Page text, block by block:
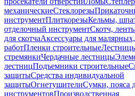
механическиеСтеклорезы
инструментПлиткорезыКельмы,
отделочный инструментСкотч,
для скотчаАксессуары для
работПленки строительные
стремянкиЧердачные лестницы
лестницПодъемники строительные
защитыСредства индивидуальной
защитыОгнетушителиСумки, пояса
инструментовПроизводственная